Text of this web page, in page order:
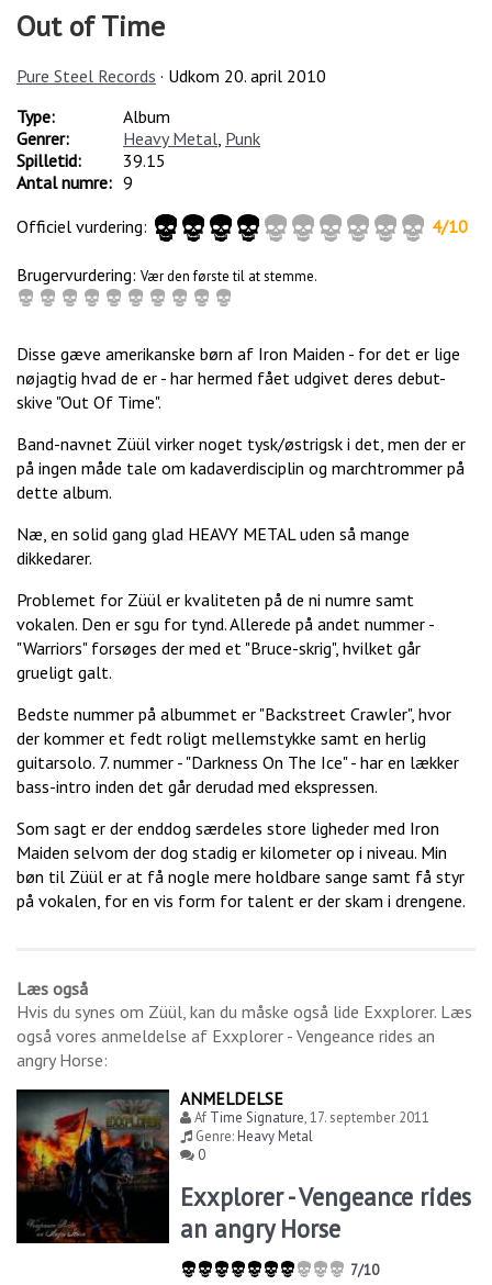
Out of Time
Pure Steel Records · Udkom 20. april 2010
Type:
Album
Genrer:
Heavy Metal Punk
Spilletid:
39.15
Antal numre: 9
Officiel vurdering:
4/10
Brugervurdering: Vær den første til at stemme.
Disse gæve amerikanske børn af Iron Maiden - for det er lige
nøjagtig hvad de er - har hermed fået udgivet deres debut-
skive "Out Of Time".
Band-navnet Züül virker noget tysk/østrigsk i det, men der er
på ingen måde tale om kadaverdisciplin og marchtrommer på
dette album.
Næ, en solid gang glad HEAVY METAL uden så mange
dikkedarer.
Problemet for Züül er kvaliteten på de ni numre samt
vokalen. Den er sgu for tynd. Allerede på andet nummer -
"Warriors" forsøges der med et "Bruce-skrig", hvilket går
grueligt galt.
Bedste nummer på albummet er "Backstreet Crawler", hvor
der kommer et fedt roligt mellemstykke samt en herlig
guitarsolo. 7. nummer - "Darkness On The Ice" - har en lækker
bass-intro inden det går derudad med ekspressen.
Som sagt er der enddog særdeles store ligheder med Iron
Maiden selvom der dog stadig er kilometer op i niveau. Min
bøn til Züül er at få nogle mere holdbare sange samt få styr
på vokalen, for en vis form for talent er der skam i drengene.
Læs også
Hvis du synes om Züül, kan du måske også lide Exxplorer. Læs
også vores anmeldelse af Exxplorer - Vengeance rides an
angry Horse:
ANMELDELSE
Af Time Signature,17. september 2011
Genre:Heavy Metal
0
Exxplorer - Vengeance rides
an angry Horse
7/10